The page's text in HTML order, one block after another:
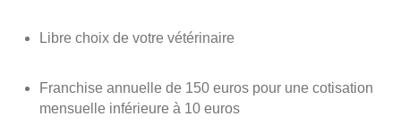
Libre choix de votre vétérinaire
Franchise annuelle de 150 euros pour une cotisation
mensuelle inférieure à 10 euros